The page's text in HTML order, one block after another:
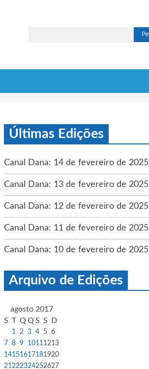
Últimas Edições
Canal Dana: 14 de fevereiro de 2025
Canal Dana: 13 de fevereiro de 2025
Canal Dana: 12 de fevereiro de 2025
Canal Dana: 11 de fevereiro de 2025
Canal Dana: 10 de fevereiro de 2025
Arquivo de Edições
agosto 2017
S T Q Q S S D
1 2 3 4 5 6
7
8 9 10111213
14151617181920
21222324252627